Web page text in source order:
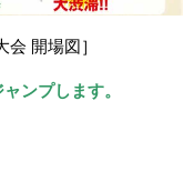
会 開場図］
ンプします。